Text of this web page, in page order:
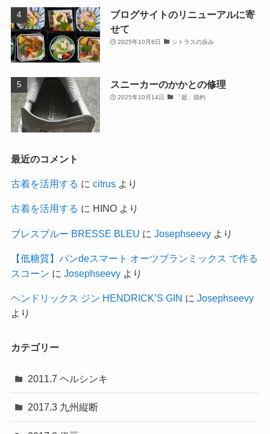
ブログサイトのリニューアルに寄
せて
2025年10月6日 シトラスの歩み
スニーカーのかかとの修理
2025年10月14日 「超」節約
最近のコメント
古着を活用する に citrusより
古着を活用する に HINOより
ブレスブルー BRESSE BLEU に Josephseevyより
【低糖質】パンdeスマート オーツブランミックス で作る
スコーン に Josephseevyより
ヘンドリックス ジン HENDRICK’S GIN に Josephseevy
より
カテゴリー
2011.7 ヘルシンキ
2017.3 九州縦断